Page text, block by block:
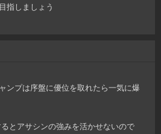
指しましょう
ンプは序盤に優位を取れたら一気に爆
とアサシンの強みを活かせないので